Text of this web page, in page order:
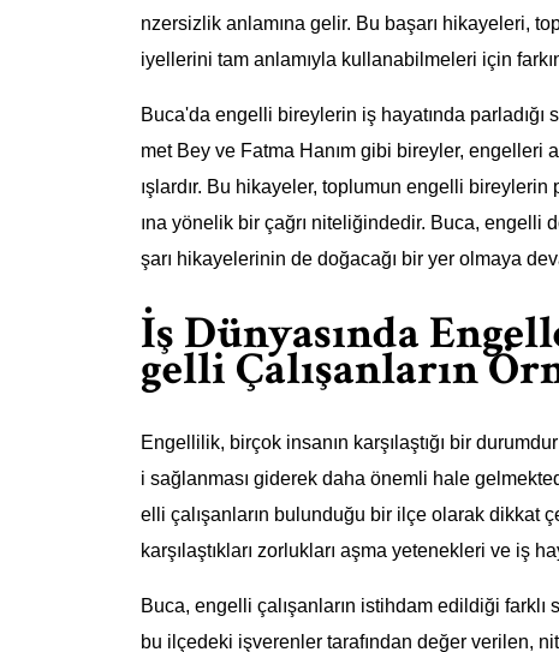
nzersizlik anlamına gelir. Bu başarı hikayeleri,
iyellerini tam anlamıyla kullanabilmeleri için
Buca'da engelli bireylerin iş hayatında parladığı
met Bey ve Fatma Hanım gibi bireyler, engelleri
ışlardır. Bu hikayeler, toplumun engelli
ına yönelik bir çağrı niteliğindedir. Buca, engelli
şarı hikayelerinin de doğacağı bir yer olmaya
İş Dünyasında
gelli Çalışanların
Engellilik, birçok insanın karşılaştığı bir
i sağlanması giderek daha önemli hale
elli çalışanların bulunduğu bir ilçe olarak dikkat
karşılaştıkları zorlukları aşma yetenekleri ve iş
Buca, engelli çalışanların istihdam edildiği
bu ilçedeki işverenler tarafından değer verilen,